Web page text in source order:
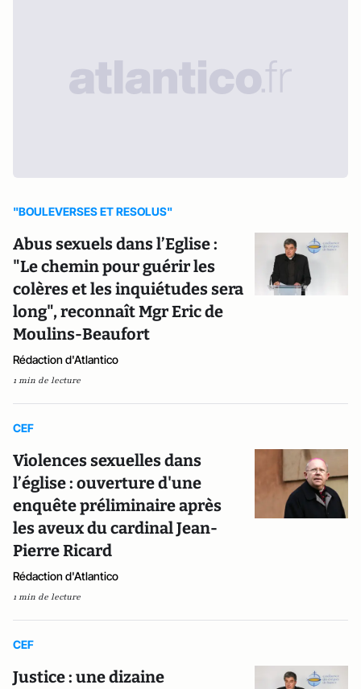
"BOULEVERSES ET RESOLUS"
Abus sexuels dans l’Eglise :
"Le chemin pour guérir les
colères et les inquiétudes sera
long", reconnaît Mgr Eric de
Moulins-Beaufort
Rédaction d'Atlantico
1 min de lecture
CEF
Violences sexuelles dans
l’église : ouverture d'une
enquête préliminaire après
les aveux du cardinal Jean-
Pierre Ricard
Rédaction d'Atlantico
1 min de lecture
CEF
Justice : une dizaine